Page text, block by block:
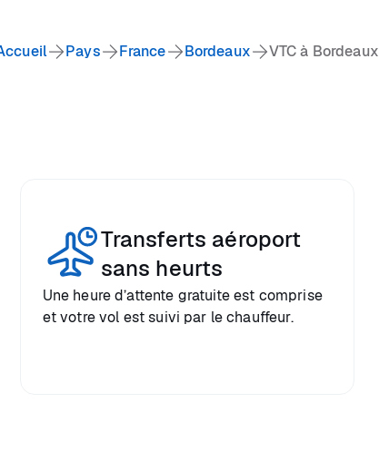
Pays France Bordeaux VTC à Bordeaux
Transferts aéroport
sans heurts
Une heure d’attente gratuite est comprise
et votre vol est suivi par le chauffeur.